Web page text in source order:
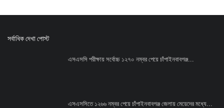
সর্বাধিক দেখা পোস্ট
এসএসসি পরীক্ষায় সর্বোচ্চ ১২৭০ নম্বর পেয়ে চাঁপাইনবাবগঞ্জ...
এসএসসিতে ১২৬৬ নম্বর পেয়ে চাঁপাইনবাবগঞ্জ জেলায় মেয়েদের মধ্যে...